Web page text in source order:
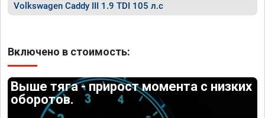
Volkswagen Caddy III 1.9 TDI 105 л.с
Включено в стоимость:
Выше тяга - прирост момента с низких
оборотов.